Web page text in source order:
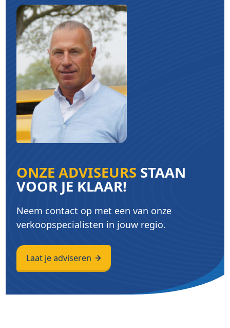
ONZE ADVISEURS STAAN
VOOR JE KLAAR!
Neem contact op met een van onze
verkoopspecialisten in jouw regio.
Laat je adviseren